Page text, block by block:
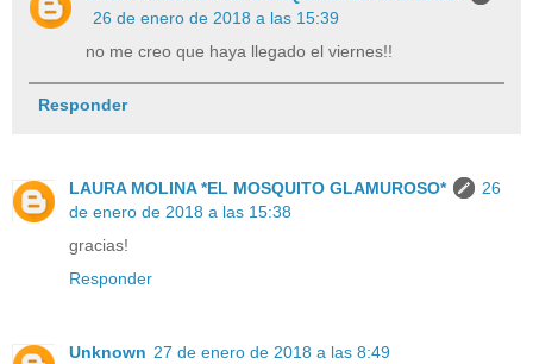
26 de enero de 2018 a las 15:39
no me creo que haya llegado el viernes!!
Responder
LAURA MOLINA *EL MOSQUITO GLAMUROSO*
26
de enero de 2018 a las 15:38
gracias!
Responder
Unknown 27 de enero de 2018 a las 8:49